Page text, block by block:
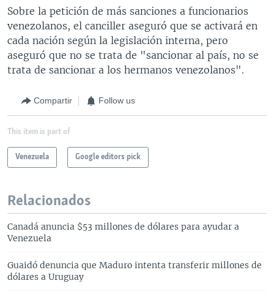
Sobre la petición de más sanciones a funcionarios
venezolanos, el canciller aseguró que se activará en
cada nación según la legislación interna, pero
aseguró que no se trata de "sancionar al país, no se
trata de sancionar a los hermanos venezolanos".
Compartir Follow us
This item is part of
Venezuela Google editors pick
Relacionados
Canadá anuncia $53 millones de dólares para ayudar a
Venezuela
Guaidó denuncia que Maduro intenta transferir millones de
dólares a Uruguay